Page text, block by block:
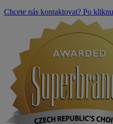
Chcete nás kontaktovat? Po